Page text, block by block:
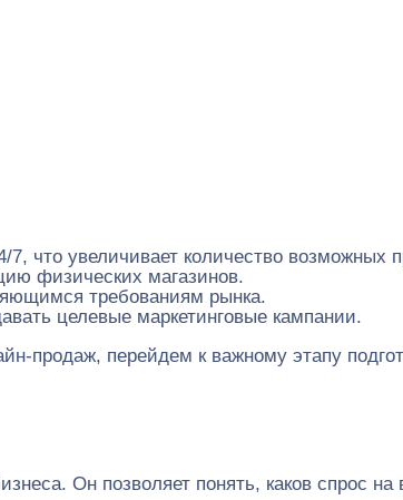
что увеличивает количество возможных
физических магазинов.
требованиям рынка.
целевые маркетинговые кампании.
продаж, перейдем к важному этапу
Он позволяет понять, каков спрос на